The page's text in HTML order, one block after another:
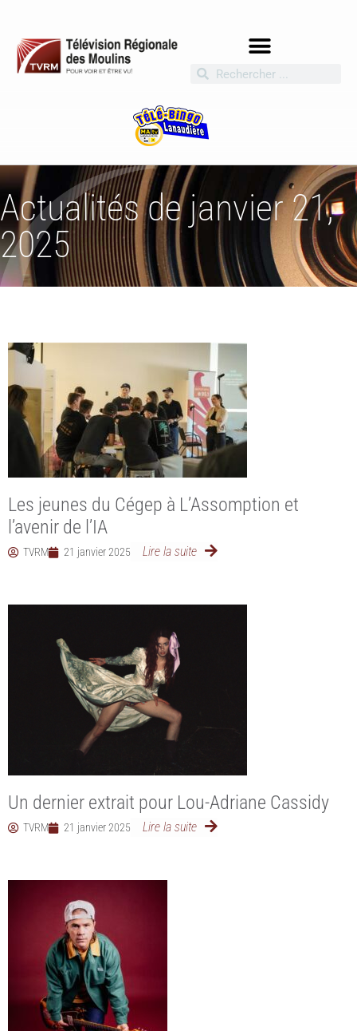
Actualités de janvier 21,
2025
Les jeunes du Cégep à L’Assomption et
l’avenir de l’IA
TVRM 21 janvier 2025 Lire la suite
Un dernier extrait pour Lou-Adriane Cassidy
TVRM 21 janvier 2025 Lire la suite